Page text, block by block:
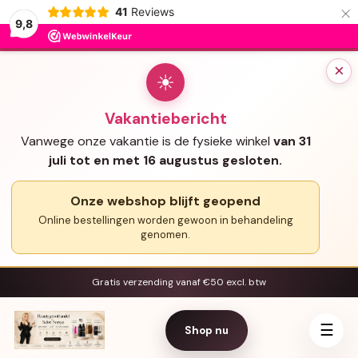
9,8
41 Reviews ×
×
☀
Vakantiebericht
Vanwege onze vakantie is de fysieke winkel van 31
juli tot en met 16 augustus gesloten.
Onze webshop blijft geopend
Online bestellingen worden gewoon in behandeling
genomen.
Gratis verzending vanaf €50 excl. btw
Shop nu ☰